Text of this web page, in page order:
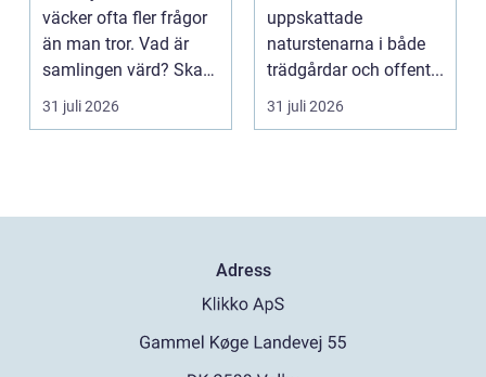
väcker ofta fler frågor
än man tror. Vad är
samlingen värd? Ska
man sälja allt p...
31 juli 2026
uppskattade
naturstenarna i både
trädgårdar och offent...
31 juli 2026
Adress